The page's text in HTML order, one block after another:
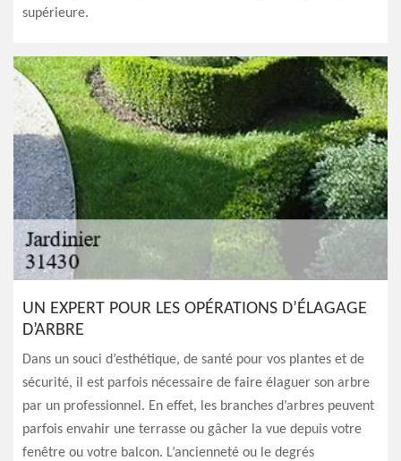
supérieure.
UN EXPERT POUR LES OPÉRATIONS D’ÉLAGAGE
D’ARBRE
Dans un souci d’esthétique, de santé pour vos plantes et de
sécurité, il est parfois nécessaire de faire élaguer son arbre
par un professionnel. En effet, les branches d’arbres peuvent
parfois envahir une terrasse ou gâcher la vue depuis votre
fenêtre ou votre balcon. L’ancienneté ou le degrés